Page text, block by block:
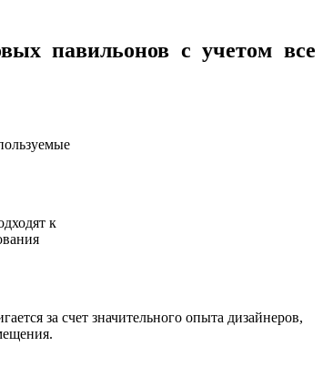
павильонов с учетом все
к
за счет значительного опыта дизайнеров,